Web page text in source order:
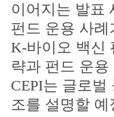
이어지는 발표
펀드 운용 사
K-바이오 백신
략과 펀드 운
CEPI는 글로
조를 설명할 예